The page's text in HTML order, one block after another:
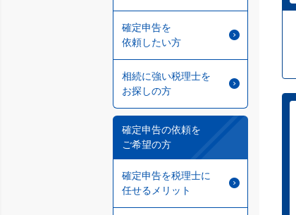
確定申告を
依頼したい方
相続に強い税理士を
お探しの方
確定申告の依頼を
ご希望の方
確定申告を税理士に
任せるメリット